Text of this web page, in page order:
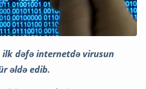
ilk dəfə internetdə virusun
əldə edib.